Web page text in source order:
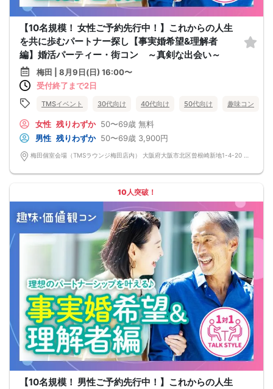
【10名規模！ 女性ご予約先行中！】これからの人生
を共に歩むパートナー探し【事実婚希望&理解者
編】婚活パーティー・街コン ～真剣な出会い～
梅田 | 8月9日(日) 16:00〜
受付終了まで2日
TMSイベント 30代向け 40代向け 50代向け 趣味コン
女性 残りわずか 50〜69歳 無料
男性 残りわずか 50〜69歳 3,900円
梅田個室会場（TMSラウンジ梅田店内） 大阪府大阪市北区曾根崎新地1-4-20 桜橋IMビル 10F
10人突破！
【10名規模！ 男性ご予約先行中！】これからの人生